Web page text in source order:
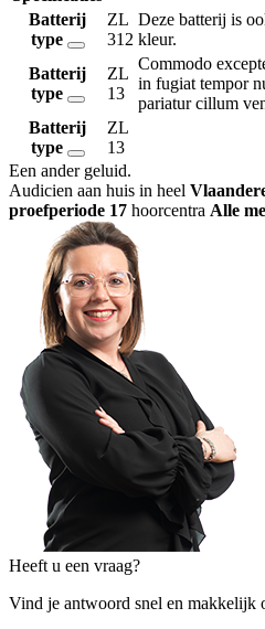
Batterij
type
ZL
312
Deze batterij is
kleur.
Batterij
type
ZL
13
Commodo
in fugiat tempor
pariatur cillum
Batterij
type
ZL
13
Een ander geluid.
Audicien aan huis in heel
proefperiode 17 hoorcentra Alle
Heeft u een vraag?
Vind je antwoord snel en makkelijk